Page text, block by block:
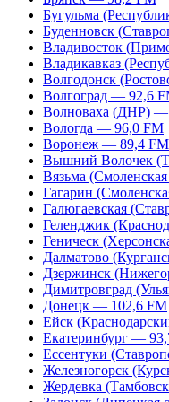
Бугульма
Буденновск
Владивосток
Владикавказ
Волгодонск
Волгоград — 92,6
Волноваха (ДНР) —
Вологда — 96,0 FM
Воронеж — 89,4 FM
Вышний Волочек
Вязьма
Гагарин
Галюгаевская
Геленджик
Геническ
Далматово
Дзержинск
Димитровград
Донецк — 102,6 FM
Ейск
Екатеринбург —
Ессентуки
Железногорск
Жердевка